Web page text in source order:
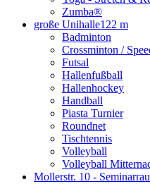
Zumba®
große Unihalle122 m
Badminton
Crossminton /
Futsal
Hallenfußball
Hallenhockey
Handball
Piasta Turnier
Roundnet
Tischtennis
Volleyball
Volleyball
Mollerstr. 10 -